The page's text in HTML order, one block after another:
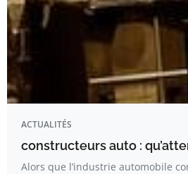
ACTUALITÉS
constructeurs auto :
Alors que l’industrie automobile